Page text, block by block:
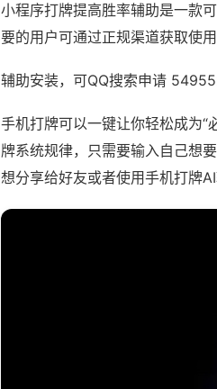
小程序打牌提高胜率辅助是一款
要的用户可通过正规渠道获取使用
辅助安装，可QQ搜索申请
手机打牌可以一键让你轻松成为“
牌系统规律，只需要输入自己想
想分享给好友或者使用手机打牌AI